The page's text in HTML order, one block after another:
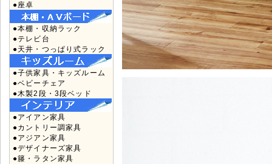
●座卓
●本棚・収納ラック
●テレビ台
●天井・つっぱり式ラック
●子供家具・キッズルーム
●ベビーチェア
●木製2段・3段ベッド
●アイアン家具
●カントリー調家具
●アジアン家具
●デザイナーズ家具
●籐・ラタン家具